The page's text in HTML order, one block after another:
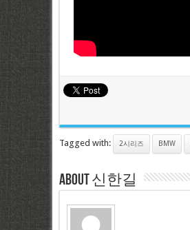
Tagged with: 2시리즈 BMW
About 신한길